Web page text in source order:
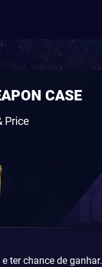
CASE
Price
ter chance de ganhar.